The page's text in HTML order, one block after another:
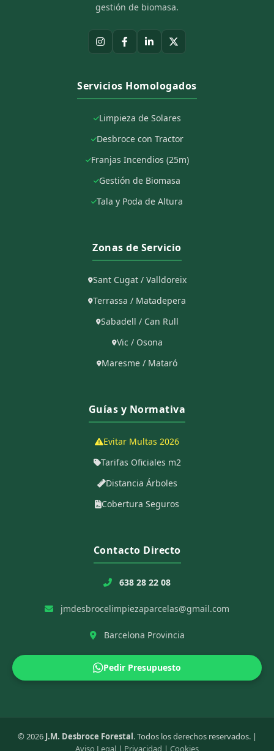
gestión de biomasa.
Servicios Homologados
Limpieza de Solares
Desbroce con Tractor
Franjas Incendios (25m)
Gestión de Biomasa
Tala y Poda de Altura
Zonas de Servicio
Sant Cugat / Valldoreix
Terrassa / Matadepera
Sabadell / Can Rull
Vic / Osona
Maresme / Mataró
Guías y Normativa
Evitar Multas 2026
Tarifas Oficiales m2
Distancia Árboles
Cobertura Seguros
Contacto Directo
638 28 22 08
jmdesbrocelimpiezaparcelas@gmail.com
Barcelona Provincia
Pedir Presupuesto
© 2026 J.M. Desbroce Forestal. Todos los derechos reservados. |
Aviso Legal | Privacidad | Cookies